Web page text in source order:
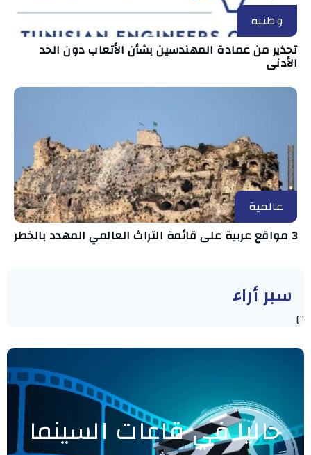
وطنية
تحذير من عمادة المهندسين بشأن الأتعاب دون الحد
الأدنى
عالمية
3 مواقع عربية على قائمة التراث العالمي المهدد بالخطر
سبر أراء
"]
حاليا في قاعات السينما